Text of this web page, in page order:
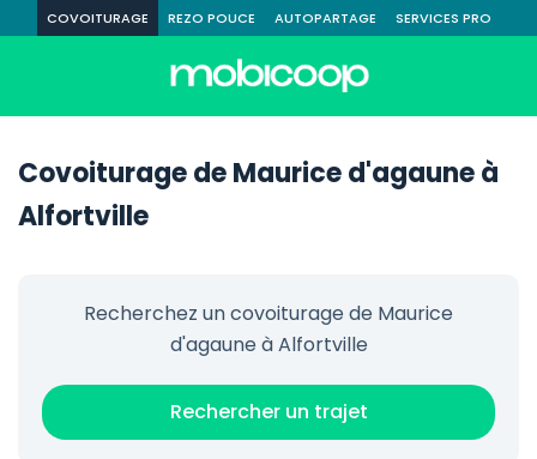
COVOITURAGE REZO POUCE AUTOPARTAGE SERVICES PRO
Covoiturage de Maurice d'agaune à
Alfortville
Recherchez un covoiturage de Maurice
d'agaune à Alfortville
Rechercher un trajet